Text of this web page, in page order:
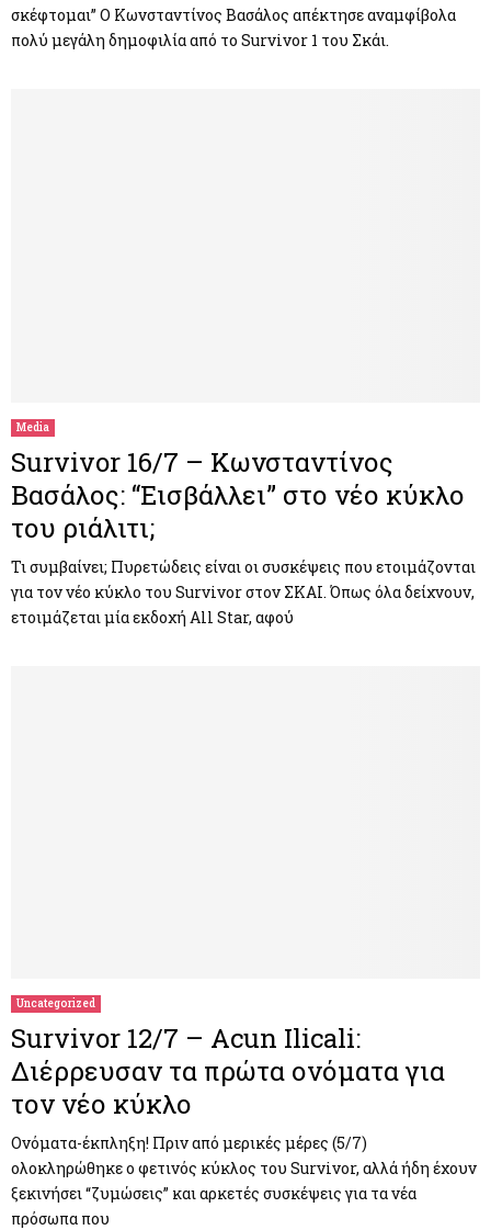
σκέφτομαι” Ο Κωνσταντίνος Βασάλος απέκτησε αναμφίβολα
πολύ μεγάλη δημοφιλία από το Survivor 1 του Σκάι.
Media
Survivor 16/7 – Κωνσταντίνος
Βασάλος: “Εισβάλλει” στο νέο κύκλο
του ριάλιτι;
Τι συμβαίνει; Πυρετώδεις είναι οι συσκέψεις που ετοιμάζονται
για τον νέο κύκλο του Survivor στον ΣΚΑΙ. Όπως όλα δείχνουν,
ετοιμάζεται μία εκδοχή All Star, αφού
Uncategorized
Survivor 12/7 – Acun Ilicali:
Διέρρευσαν τα πρώτα ονόματα για
τον νέο κύκλο
Ονόματα-έκπληξη! Πριν από μερικές μέρες (5/7)
ολοκληρώθηκε ο φετινός κύκλος του Survivor, αλλά ήδη έχουν
ξεκινήσει “ζυμώσεις” και αρκετές συσκέψεις για τα νέα
πρόσωπα που